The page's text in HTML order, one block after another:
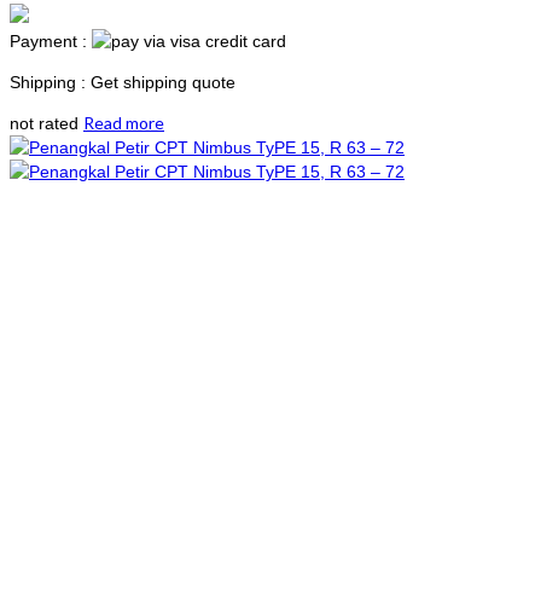
Payment :
Shipping : Get shipping quote
not rated Read more